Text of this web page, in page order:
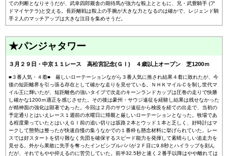
ての判断となりそうだが、武幸四郎厩舎の期待馬が強力な鞍上とともに、兄・武豊騎手 (ア
ドマイヤテラ)と交える。長距離戦は鞍上の手腕が大きな力となるのは確かで、レジェンド騎
手２人のマッチアップは大きな注目を集めそうだ。
★パンジャタワー
３月２９日・中京１１レース 高松宮記念(ＧⅠ) ４歳以上オープン 芝1200ｍ
■３番人気・４着■ 厳しいローテーションながら３番人気に推され結果４着に敗れたが、今
後の短距離界を引っ張る存在として確かな走りを見せている。ＮＨＫマイルＣを制し世代マ
イル王に輝いたが、短距離色の強いタイプで次走のキーンランドカップは圧巻の走りで快勝
し確かな1200ｍ適正を感じさせた。その後は豪州・サウジ遠征を経験し結果は残せなかった
が精神面の強化は顕著であった。今回は２月のサウジ遠征から検疫を経ての出走で、当初の
予定通りとはいえレース１週前の水曜日に帰厩と厳しいローテーションとなった。牧場であ
る程度乗っていたとはいえＧⅠ前の追い切りは坂路２本とウッド１本と乏しく、好時計はマ
ークして態勢は整ったが快速自慢の集うなかでの１番枠も懸念材料に挙げられていた。レー
スでは好スタートを切り難なく先団を確保するスピード能力を発揮して素晴らしい追走力を
見せる。外から果敢に先手を奪ったインビシブルパパが２Ｆ目に9.8秒とハイラップを刻ん
だが、それでもやや抑えるのに苦労していた。前半32.5秒と速く２番手以降はやや離れては